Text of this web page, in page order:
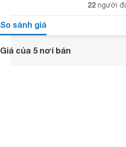
22 người
So sánh giá
Giá của 5 nơi bán